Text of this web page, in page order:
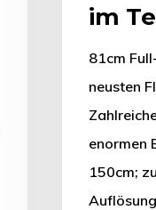
im
81cm
neusten
enormen
150cm;